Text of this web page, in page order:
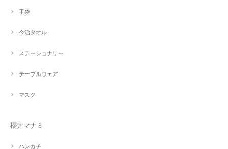
手袋
今治タオル
ステーショナリー
テーブルウェア
マスク
櫻井マナミ
ハンカチ